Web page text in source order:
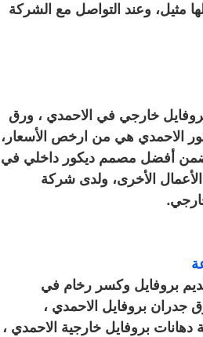
مثيل، وعند التواصل مع الشركة
خارجي في الاحمدي ، ورق
الاحمدي هي من ارخص الأسعار،
أفضل مصمم ديكور داخلي في
الأعمال الأخرى، ولدى شركة
بروفايل وكسر رخام في
جدران بروفايل الاحمدي ،
بروفايل خارجية الاحمدي ،